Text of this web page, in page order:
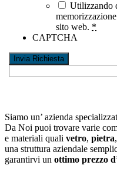
Utilizzando
sito web. *
CAPTCHA
Siamo un’ azienda
Da Noi puoi trovare varie
e materiali quali vetro, pietra,
una struttura aziendale
garantirvi un ottimo prezzo